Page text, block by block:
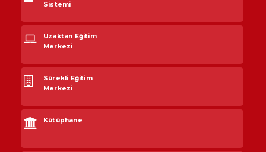
Sistemi
Uzaktan Eğitim
Merkezi
Sürekli Eğitim
Merkezi
Kütüphane